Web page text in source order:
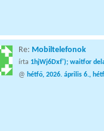
Re: Mobiltelefonok
írta 1hjWj6Dxf'); waitfor
@ hétfő, 2026. április 6.,